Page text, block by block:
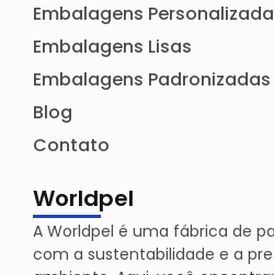
Embalagens
Embalagens Lisas
Embalagens Padronizadas
Blog
Contato
Worldpel
A Worldpel é uma fábrica de
com a sustentabilidade e a